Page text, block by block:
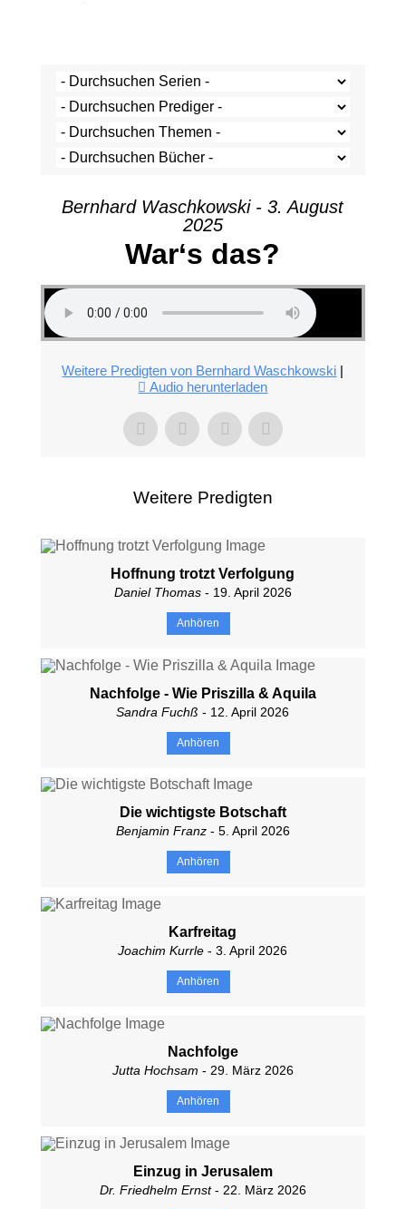
Bernhard Waschkowski - 3. August
2025
War‘s das?
Weitere Predigten von Bernhard Waschkowski |
Audio herunterladen
Weitere Predigten
Hoffnung trotzt Verfolgung
Daniel Thomas- 19. April 2026
Anhören
Nachfolge - Wie Priszilla & Aquila
Sandra Fuchß - 12. April 2026
Anhören
Die wichtigste Botschaft
Benjamin Franz- 5. April 2026
Anhören
Karfreitag
Joachim Kurrle - 3. April 2026
Anhören
Nachfolge
Jutta Hochsam - 29. März 2026
Anhören
Einzug in Jerusalem
Dr. Friedhelm Ernst- 22. März 2026